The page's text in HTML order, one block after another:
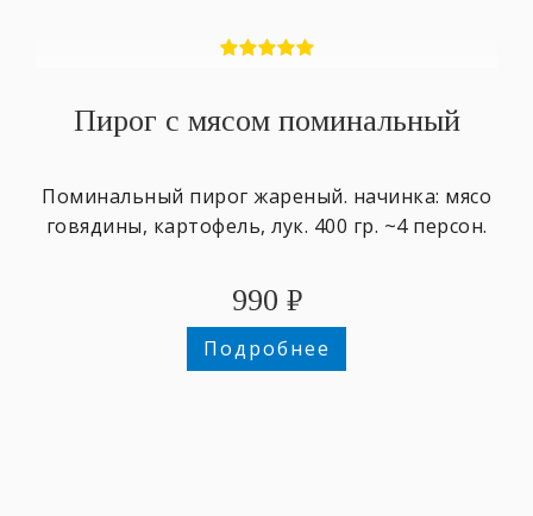
Пирог с мясом поминальный
Поминальный пирог жареный. начинка: мясо
говядины, картофель, лук. 400 гр. ~4 персон.
990 ₽
Подробнее